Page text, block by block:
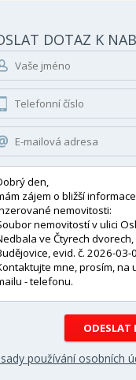
DOTAZ K
používání osobních